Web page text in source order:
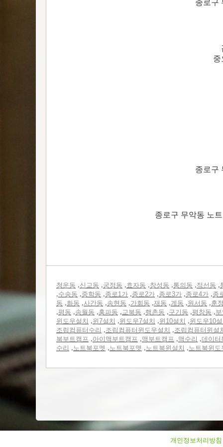
종로구
중
종로구
종로구 무악동 노
청운동 ,신교동 ,궁정동 ,효자동 ,창성동 ,통의동 ,적선동 ,
,수송동 ,중학동 ,종로1가 ,종로2가 ,종로3가 ,종로4가 ,종
동 ,화동 ,사간동 ,송현동 ,가회동 ,재동 ,계동 ,원서동 ,훈
,평동 ,송월동 ,홍파동 ,교북동 ,행촌동 ,구기동 ,평창동 ,
윈도우설치 ,윈7설치 ,윈도우7설치 ,윈10설치 ,윈도우10
조립컴퓨터수리 ,조립컴퓨터윈도우설치 ,조립컴퓨터윈설
북부트캠프 ,아이맥부트캠프 ,맥부트캠프 ,맥수리 ,데이터
수리 ,노트북포멧 ,노트북포맷 ,노트북윈설치 ,노트북윈도
개인정보처리방침